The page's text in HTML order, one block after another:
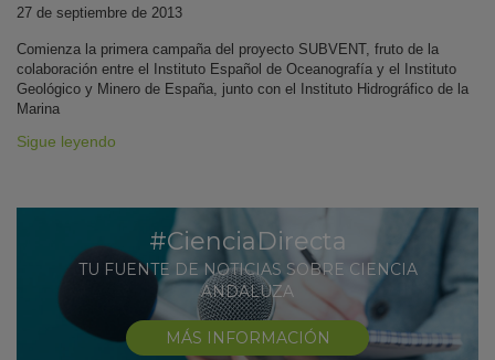
27 de septiembre de 2013
Comienza la primera campaña del proyecto SUBVENT, fruto de la
colaboración entre el Instituto Español de Oceanografía y el Instituto
Geológico y Minero de España, junto con el Instituto Hidrográfico de la
Marina
Sigue leyendo
#CienciaDirecta
TU FUENTE DE NOTICIAS SOBRE CIENCIA
ANDALUZA
MÁS INFORMACIÓN